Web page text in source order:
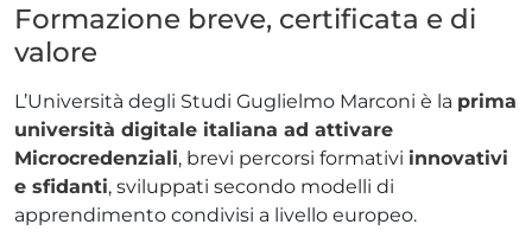
Formazione breve, certificata e di
valore
L’Università degli Studi Guglielmo Marconi è la prima
università digitale italiana ad attivare
Microcredenziali, brevi percorsi formativi innovativi
e sfidanti, sviluppati secondo modelli di
apprendimento condivisi a livello europeo.